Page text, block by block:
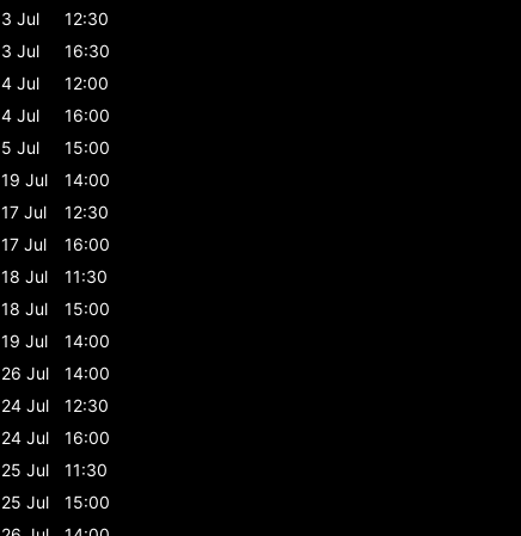
3 Jul
12:30
3 Jul
16:30
4 Jul
12:00
4 Jul
16:00
5 Jul
15:00
19 Jul
14:00
17 Jul
12:30
17 Jul
16:00
18 Jul
11:30
18 Jul
15:00
19 Jul
14:00
26 Jul
14:00
24 Jul
12:30
24 Jul
16:00
25 Jul
11:30
25 Jul
15:00